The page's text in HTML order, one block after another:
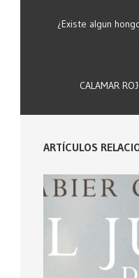
¿Existe algun
CALAMAR
ARTÍCULOS